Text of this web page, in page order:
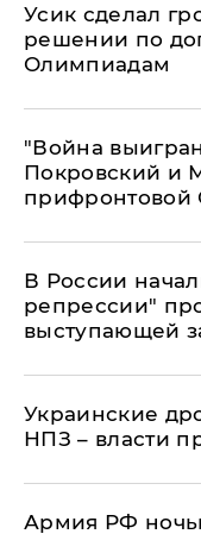
Усик сделал
решении по
Олимпиадам
"Война
Покровский и
прифронтовой
В России
репрессии"
выступающей
Украинские
НПЗ – власти
Армия РФ